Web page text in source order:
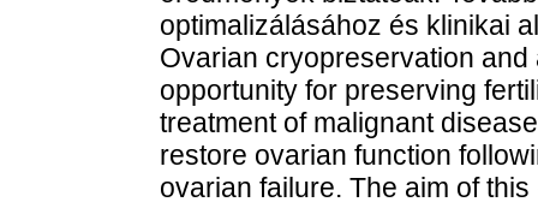
optimalizálásához és klinikai
Ovarian cryopreservation
opportunity for preserving
treatment of malignant
restore ovarian function
ovarian failure. The aim of